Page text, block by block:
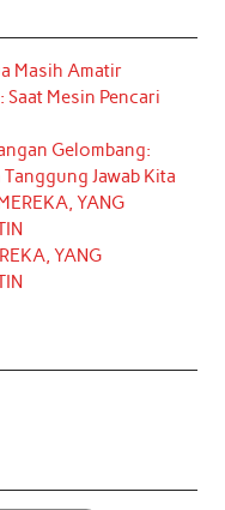
Masih Amatir
Saat Mesin Pencari
Gelombang:
Jawab Kita
YANG
YANG